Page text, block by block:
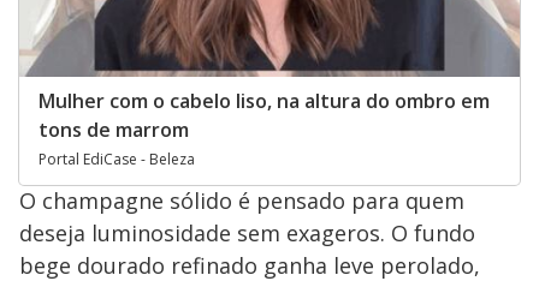
Mulher com o cabelo liso, na altura do ombro em
tons de marrom
Portal EdiCase - Beleza
O champagne sólido é pensado para quem
deseja luminosidade sem exageros. O fundo
bege dourado refinado ganha leve perolado,